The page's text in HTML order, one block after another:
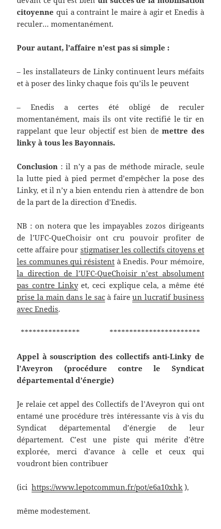
citoyenne qui a contraint le maire à agir et Enedis à
reculer… momentanément.
Pour autant, l’affaire n’est pas si simple :
– les installateurs de Linky continuent leurs méfaits
et à poser des linky chaque fois qu’ils le peuvent
– Enedis a certes été obligé de reculer
momentanément, mais ils ont vite rectifié le tir en
rappelant que leur objectif est bien demettre des
linky à tous les Bayonnais.
Conclusion : il n’y a pas de méthode miracle, seule
la lutte pied à pied permet d’empêcher la pose des
Linky, et il n’y a bien entendu rien à attendre de bon
de la part de la direction d’Enedis.
NB : on notera que les impayables zozos dirigeants
de l’UFC-QueChoisir ont cru pouvoir profiter de
cette affaire pour stigmatiser les collectifs citoyens et
les communes qui résistent à Enedis. Pour mémoire,
la direction de l’UFC-QueChoisir n’est absolument
pas contre Linkyet, ceci explique cela, a même été
prise la main dans le sacà faireun lucratif business
avec Enedis.
*************** ***********************
Appel à souscription des collectifs anti-Linky de
l’Aveyron (procédure contre le Syndicat
départemental d’énergie)
Je relaie cet appel des Collectifs de l’Aveyron qui ont
entamé une procédure très intéressante vis à vis du
Syndicat départemental d’énergie de leur
département. C’est une piste qui mérite d’être
explorée, merci d’avance à celle et ceux qui
voudront bien contribuer
(icihttps://www.lepotcommun.fr/pot/e6a10xhk ),
même modestement.